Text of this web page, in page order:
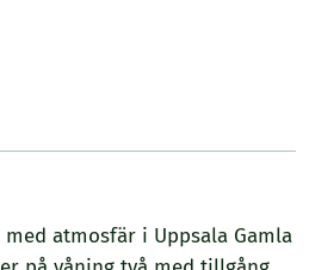
atmosfär i Uppsala Gamla